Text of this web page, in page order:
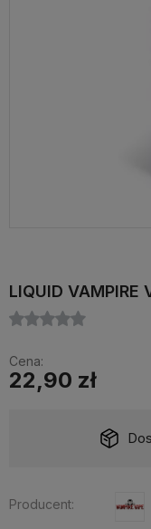
LIQUID VAMPIRE
Cena:
22,90 zł
Producent: